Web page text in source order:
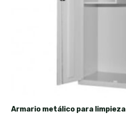
Armario metálico para limpieza